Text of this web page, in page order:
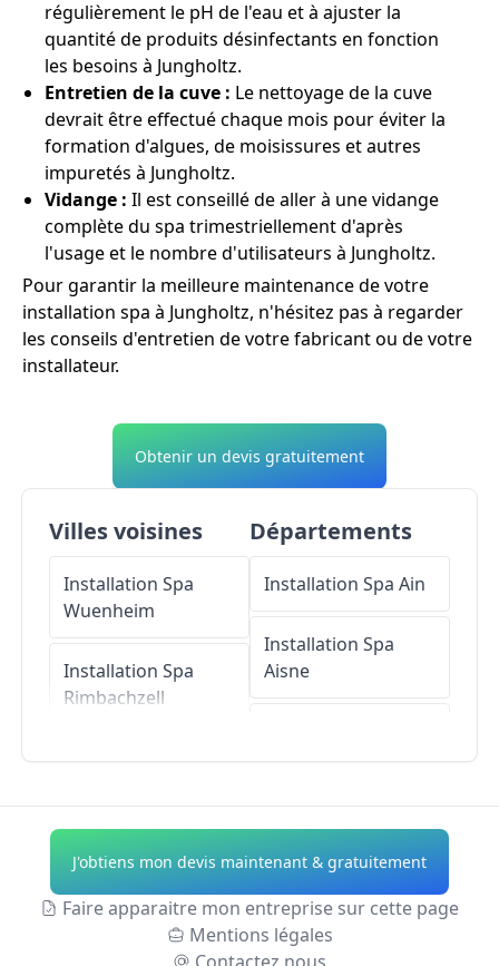
régulièrement le pH de l'eau et à ajuster la
quantité de produits désinfectants en fonction
les besoins à Jungholtz.
Entretien de la cuve : Le nettoyage de la cuve
devrait être effectué chaque mois pour éviter la
formation d'algues, de moisissures et autres
impuretés à Jungholtz.
Vidange : Il est conseillé de aller à une vidange
complète du spa trimestriellement d'après
l'usage et le nombre d'utilisateurs à Jungholtz.
Pour garantir la meilleure maintenance de votre
installation spa à Jungholtz, n'hésitez pas à regarder
les conseils d'entretien de votre fabricant ou de votre
installateur.
Obtenir un devis gratuitement
Villes voisines
Installation Spa
Wuenheim
Installation Spa
Rimbachzell
Installation Spa
Rimbach-près-
Guebwiller
Installation Spa
Départements
Installation Spa Ain
Installation Spa
Aisne
Allier
Provence
Installation Spa
Hautes-Alpes
J'obtiens mon devis maintenant & gratuitement
Faire apparaitre mon entreprise sur cette page
Mentions légales